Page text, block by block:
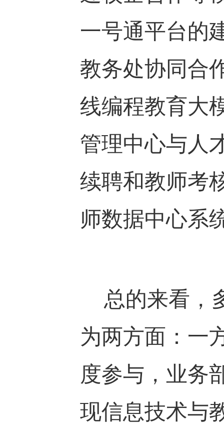
一号通平台的
教务处协同合
线编程教育大
管理中心与人
续聘和教师考
师数据中心系
总的来看，
为两方面：一
度参与，业务
现信息技术与